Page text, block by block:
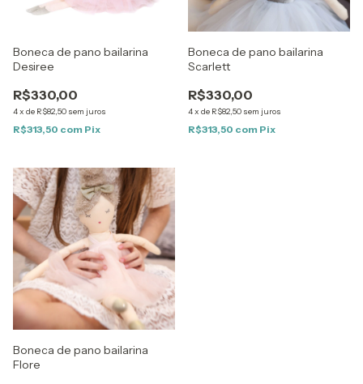
Boneca de pano bailarina
Desiree
R$330,00
4x de R$82,50 sem juros
R$313,50 com Pix
Boneca de pano bailarina
Scarlett
R$330,00
4x de R$82,50 sem juros
R$313,50 com Pix
Boneca de pano bailarina
Flore